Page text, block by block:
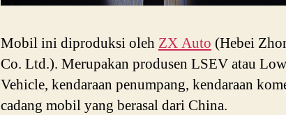
Mobil ini diproduksi oleh ZX Auto (Hebei
Co. Ltd.). Merupakan produsen LSEV atau
Vehicle, kendaraan penumpang, kendaraan
cadang mobil yang berasal dari China.